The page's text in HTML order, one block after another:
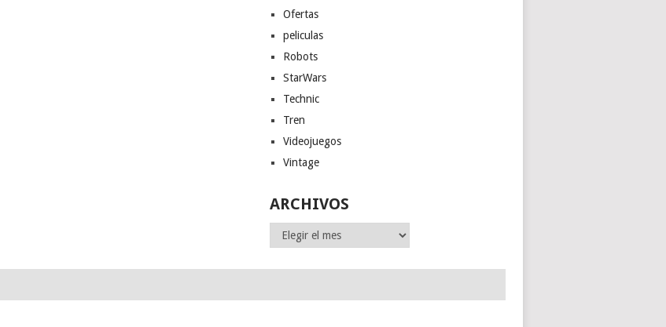
Ofertas
peliculas
Robots
StarWars
Technic
Tren
Videojuegos
Vintage
ARCHIVOS
Archivos